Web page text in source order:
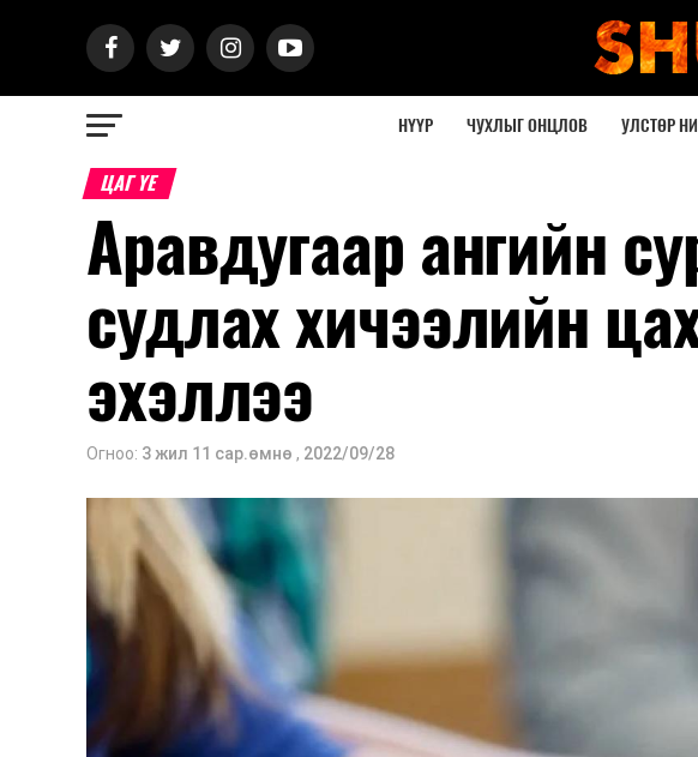
НҮҮР ЧУХЛЫГ ОНЦЛОВ УЛСТӨР
ЦАГ ҮЕ
Аравдугаар ангийн
судлах хичээлийн
эхэллээ
Огноо: 3 жил 11 сар.өмнө , 2022/09/28